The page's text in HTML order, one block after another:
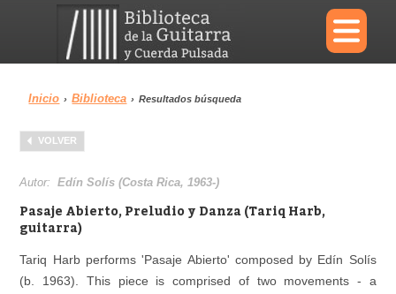
×
Menu
Biblioteca
Área personal Reproductor
Inicio › Biblioteca › Resultados búsqueda
VOLVER
Autor:Edín Solís (Costa Rica, 1963-)
Pasaje Abierto, Preludio y Danza (Tariq Harb,
guitarra)
Tariq Harb performs 'Pasaje Abierto' composed by Edín Solís
(b. 1963). This piece is comprised of two movements - a